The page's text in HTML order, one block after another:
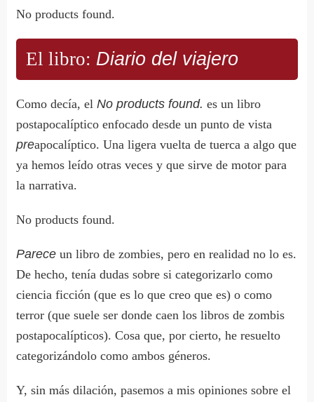
No products found.
El libro: Diario del viajero
Como decía, elNo products found. es un libro
postapocalíptico enfocado desde un punto de vista
preapocalíptico. Una ligera vuelta de tuerca a algo que
ya hemos leído otras veces y que sirve de motor para
la narrativa.
No products found.
Parece un libro de zombies, pero en realidad no lo es.
De hecho, tenía dudas sobre si categorizarlo como
ciencia ficción (que es lo que creo que es) o como
terror (que suele ser donde caen los libros de zombis
postapocalípticos). Cosa que, por cierto, he resuelto
categorizándolo como ambos géneros.
Y, sin más dilación, pasemos a mis opiniones sobre el